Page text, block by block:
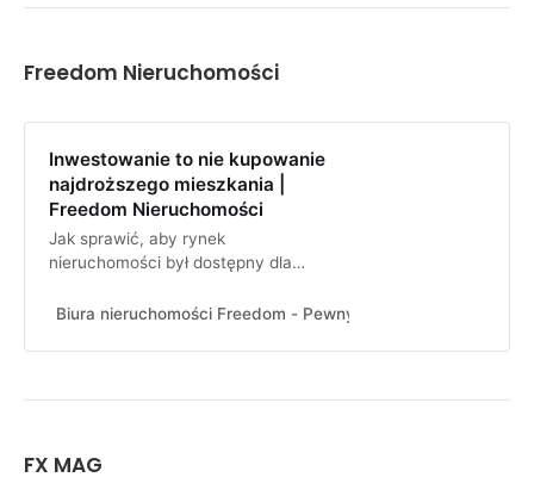
Freedom Nieruchomości
Inwestowanie to nie kupowanie
najdroższego mieszkania |
Freedom Nieruchomości
Jak sprawić, aby rynek
nieruchomości był dostępny dla
W jaki sposób inwestować na nim
Biura nieruchomości Freedom - Pewny wybór!
FX MAG